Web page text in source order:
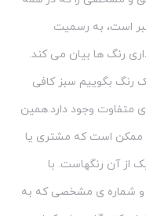
است، به رسمیت
رنگ ها بیان می کند.
رنگ بگوییم سبز کافی
متفاوت وجود دارد.همین
ممکن است که مشتری یا
از آن رنگهاست. با
و شماره ی مشخصی که به